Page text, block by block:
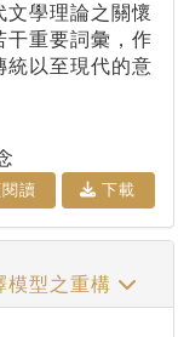
學理論之關懷
干重要詞彙，作
統以至現代的意
讀 下載
模型之重構